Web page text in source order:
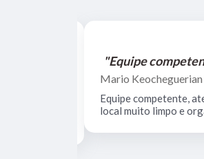
"Equipe
Mario
Equipe competente,
local muito limpo e